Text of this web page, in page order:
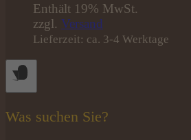
Enthält 19% MwSt.
zzgl. Versand
Lieferzeit: ca. 3-4 Werktage
Was suchen Sie?